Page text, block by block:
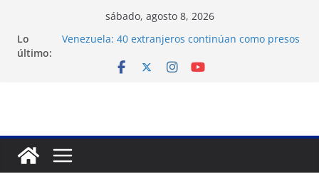
contenido
sábado, agosto 8, 2026
Lo
último:
Venezuela: 40 extranjeros continúan como presos
Crisis carcelaria: OVP denuncia 15 años de
preso político José Breijo
Festival de Cine Francés culmina muestra
histórica y prepara 40ª edición